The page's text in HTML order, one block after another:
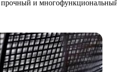
прочный и